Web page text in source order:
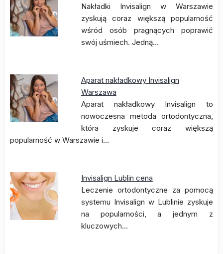
Nakładki Invisalign w Warszawie
zyskują coraz większą popularność
wśród osób pragnących poprawić
swój uśmiech. Jedną…
Aparat nakładkowy Invisalign
Warszawa
Aparat nakładkowy Invisalign to
nowoczesna metoda ortodontyczna,
która zyskuje coraz większą
popularność w Warszawie i…
Invisalign Lublin cena
Leczenie ortodontyczne za pomocą
systemu Invisalign w Lublinie zyskuje
na popularności, a jednym z
kluczowych…